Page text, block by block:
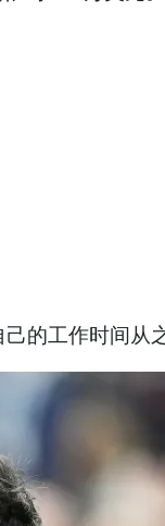
的工作时间从